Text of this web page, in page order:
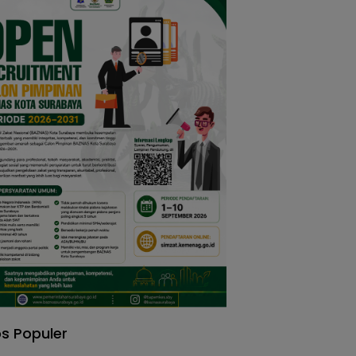
Populer